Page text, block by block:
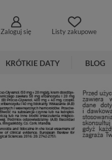
Zaloguj się Listy zakupowe
KRÓTKIE DATY BLOG